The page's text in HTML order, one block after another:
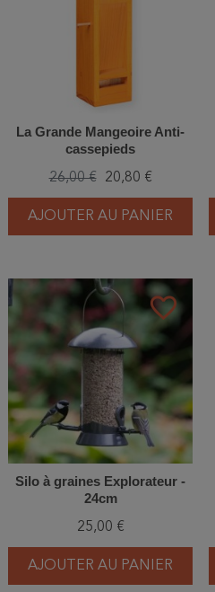
La Grande Mangeoire Anti-
cassepieds
26,00 € 20,80 €
AJOUTER AU PANIER
favorite_border
Silo à graines Explorateur -
24cm
25,00 €
AJOUTER AU PANIER